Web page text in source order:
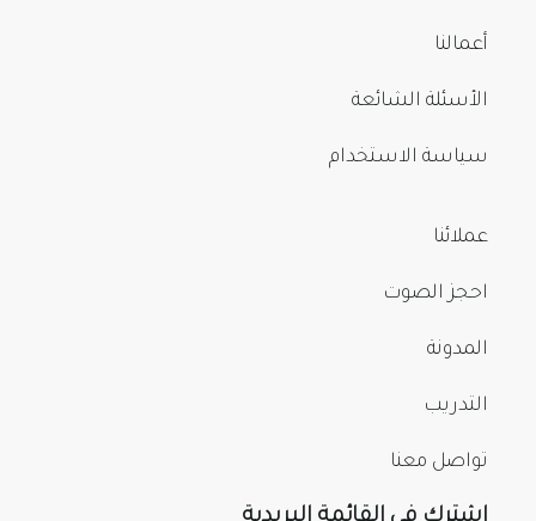
أعمالنا
الأسئلة الشائعة
سياسة الاستخدام
عملائنا
احجز الصوت
المدونة
التدريب
تواصل معنا